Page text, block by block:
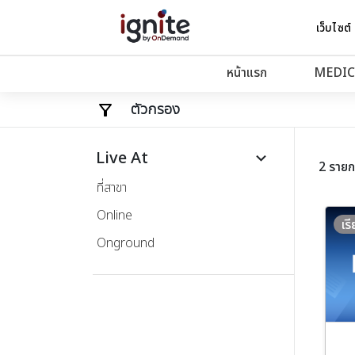
เว็บไซ
หน้าแรก
ตัวกรอง
Live At keyboard_arrow_down
ที่สาขา
Online
Onground
2 ราย
เ